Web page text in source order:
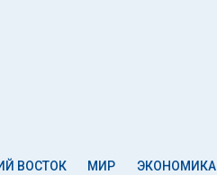
ВОСТОК МИР ЭКОНОМИКА